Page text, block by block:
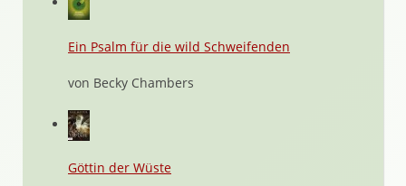
Ein Psalm für die wild Schweifenden
von Becky Chambers
Göttin der Wüste